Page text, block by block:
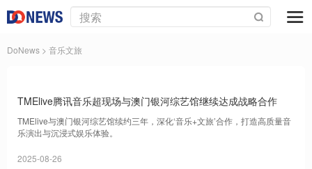
DoNews > 音乐文旅
TMElive腾讯音乐超现场与澳门银河综艺馆继续达成战略合作
TMElive与澳门银河综艺馆续约三年，深化‘音乐+文旅’合作，打造高质量音
乐演出与沉浸式娱乐体验。
2025-08-26